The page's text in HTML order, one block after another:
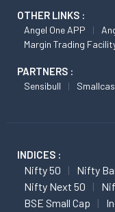
OTHER LINKS :
Angel One APP
Margin Trading
PARTNERS :
Sensibull
INDICES :
Nifty 50 Nifty
Nifty Next 50
BSE Small Cap